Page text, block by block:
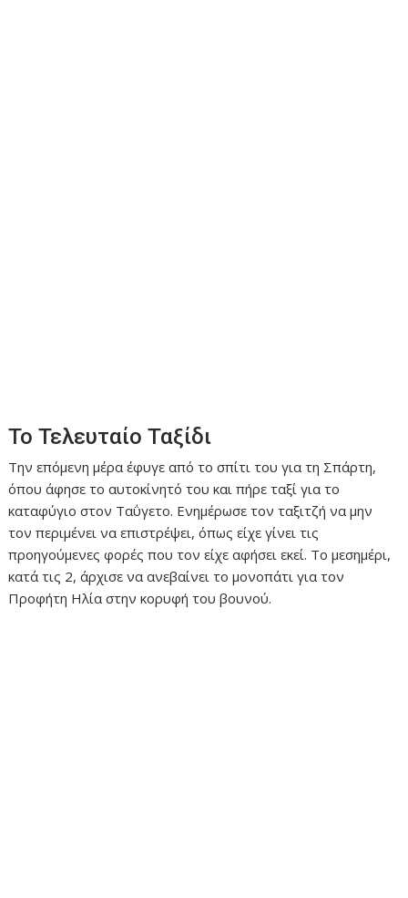
Το Τελευταίο Ταξίδι
Την επόμενη μέρα έφυγε από το σπίτι του για τη Σπάρτη,
όπου άφησε το αυτοκίνητό του και πήρε ταξί για το
καταφύγιο στον Ταΰγετο. Ενημέρωσε τον ταξιτζή να μην
τον περιμένει να επιστρέψει, όπως είχε γίνει τις
προηγούμενες φορές που τον είχε αφήσει εκεί. Το μεσημέρι,
κατά τις 2, άρχισε να ανεβαίνει το μονοπάτι για τον
Προφήτη Ηλία στην κορυφή του βουνού.